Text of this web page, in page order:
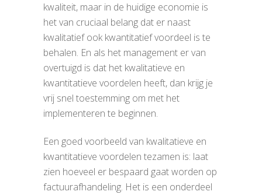
kwaliteit, maar in de huidige economie is
het van cruciaal belang dat er naast
kwalitatief ook kwantitatief voordeel is te
behalen. En als het management er van
overtuigd is dat het kwalitatieve en
kwantitatieve voordelen heeft, dan krijg je
vrij snel toestemming om met het
implementeren te beginnen.
Een goed voorbeeld van kwalitatieve en
kwantitatieve voordelen tezamen is: laat
zien hoeveel er bespaard gaat worden op
factuurafhandeling. Het is een onderdeel